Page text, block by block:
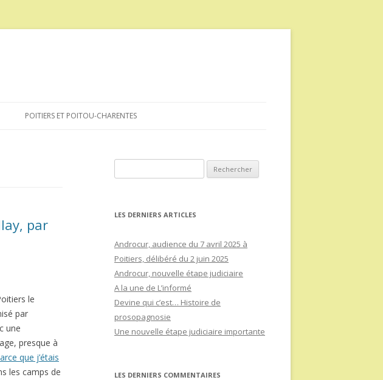
POITIERS ET POITOU-CHARENTES
par
le
par
une
presque à
que j’étais
les camps de
LES DERNIERS ARTICLES
Androcur, audience du 7 avril 2025 à
Poitiers, délibéré du 2 juin 2025
Androcur, nouvelle étape judiciaire
A la une de L’informé
Devine qui c’est… Histoire de
prosopagnosie
Une nouvelle étape judiciaire importante
LES DERNIERS COMMENTAIRES